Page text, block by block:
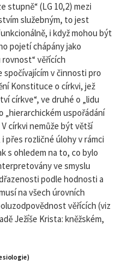
stupně“ (LG 10,2) mezi
služebným, to jest
i když mohou být
pojetí chápány jako
věřících
v činnosti pro
Konstituce o církvi, jež
církve“, ve druhé o „lidu
„hierarchickém uspořádání
církvi nemůže být větší
přes rozličné úlohy v rámci
s ohledem na to, co bylo
ve smyslu
podle hodnosti a
na všech úrovních
věřících (viz
Ježíše Krista: kněžském,